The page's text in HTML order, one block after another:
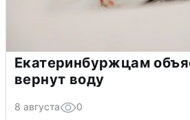
Екатеринбуржцам
вернут воду
8 августа 0